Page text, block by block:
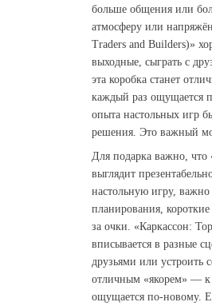
больше общения или
атмосферу или
Traders and Builders)»
выходные, сыграть с
эта коробка станет
каждый раз ощущается
опыта настольных игр
решения. Это важный
Для подарка важно, что
выглядит
настольную игру,
планирования,
за очки. «Каркаcсон:
вписывается в разные
друзьями или устроить
отличным «якорем» — к
ощущается по‑новому.